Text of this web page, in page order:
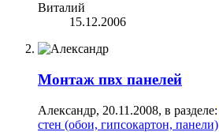
Виталий
15.12.2006
Монтаж пвх панелей
Александр, 20.11.2008, в разделе:
стен (обои, гипсокартон, панели)